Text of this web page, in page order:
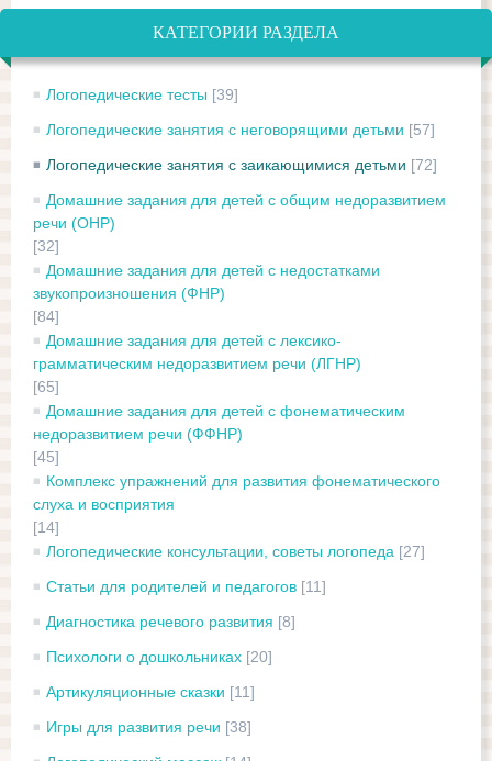
КАТЕГОРИИ РАЗДЕЛА
Логопедические тесты [39]
Логопедические занятия с неговорящими детьми [57]
Логопедические занятия с заикающимися детьми [72]
Домашние задания для детей с общим недоразвитием
речи (ОНР)
[32]
Домашние задания для детей с недостатками
звукопроизношения (ФНР)
[84]
Домашние задания для детей с лексико-
грамматическим недоразвитием речи (ЛГНР)
[65]
Домашние задания для детей с фонематическим
недоразвитием речи (ФФНР)
[45]
Комплекс упражнений для развития фонематического
слуха и восприятия
[14]
Логопедические консультации, советы логопеда [27]
Статьи для родителей и педагогов [11]
Диагностика речевого развития [8]
Психологи о дошкольниках [20]
Артикуляционные сказки [11]
Игры для развития речи [38]